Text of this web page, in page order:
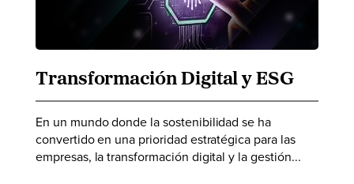
Transformación Digital y ESG
En un mundo donde la sostenibilidad se ha
convertido en una prioridad estratégica para las
empresas, la transformación digital y la gestión...